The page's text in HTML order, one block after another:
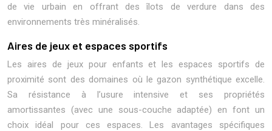
de vie urbain en offrant des îlots de verdure dans des
environnements très minéralisés.
Aires de jeux et espaces sportifs
Les aires de jeux pour enfants et les espaces sportifs de
proximité sont des domaines où le gazon synthétique excelle.
Sa résistance à l’usure intensive et ses propriétés
amortissantes (avec une sous-couche adaptée) en font un
choix idéal pour ces espaces. Les avantages spécifiques